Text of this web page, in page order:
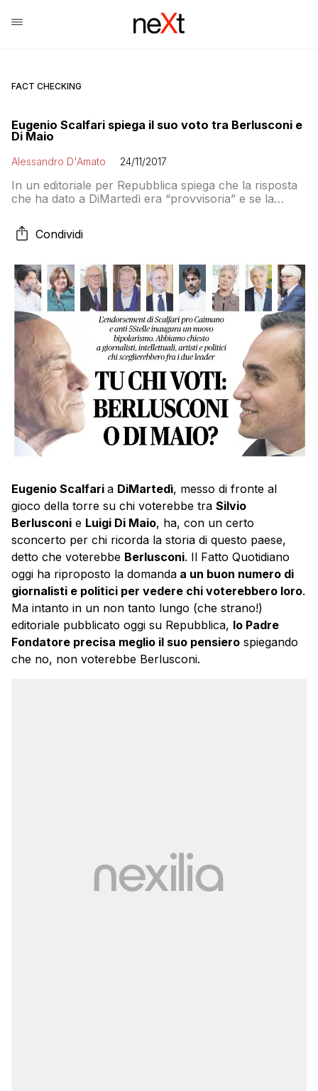
FACT CHECKING
Eugenio Scalfari spiega il suo voto tra Berlusconi e
Di Maio
Alessandro D'Amato 24/11/2017
In un editoriale per Repubblica spiega che la risposta
che ha dato a DiMartedì era “provvisoria” e se la
altri…
Condividi
Eugenio Scalfari a DiMartedì, messo di fronte al
gioco della torre su chi voterebbe tra Silvio
Berlusconi e Luigi Di Maio, ha, con un certo
sconcerto per chi ricorda la storia di questo paese,
detto che voterebbe Berlusconi. Il Fatto Quotidiano
oggi ha riproposto la domanda a un buon numero di
giornalisti e politici per vedere chi voterebbero loro.
Ma intanto in un non tanto lungo (che strano!)
editoriale pubblicato oggi su Repubblica, Io Padre
Fondatore precisa meglio il suo pensiero spiegando
che no, non voterebbe Berlusconi.